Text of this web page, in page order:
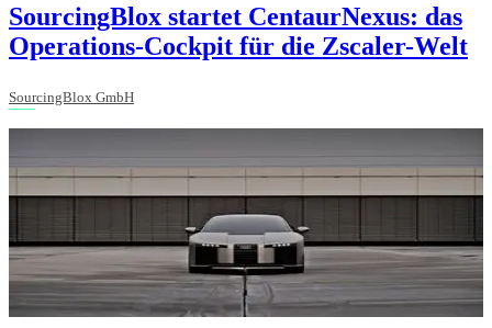
SourcingBlox startet CentaurNexus: das
Operations-Cockpit für die Zscaler-Welt
SourcingBlox GmbH